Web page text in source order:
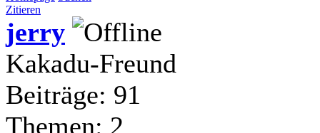
Zitieren
jerry
Kakadu-Freund
Beiträge: 91
Themen: 2